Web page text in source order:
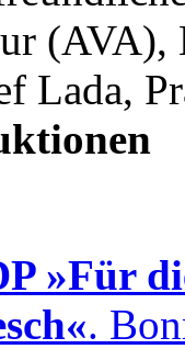
(AVA),
Lada,
»Für
.